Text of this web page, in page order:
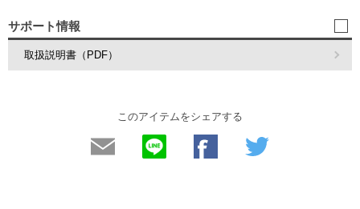
サポート情報
取扱説明書（PDF）
このアイテムをシェアする